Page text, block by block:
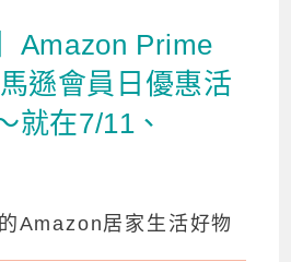
Amazon Prime
遜會員日優惠活
就在7/11、
Amazon居家生活好物